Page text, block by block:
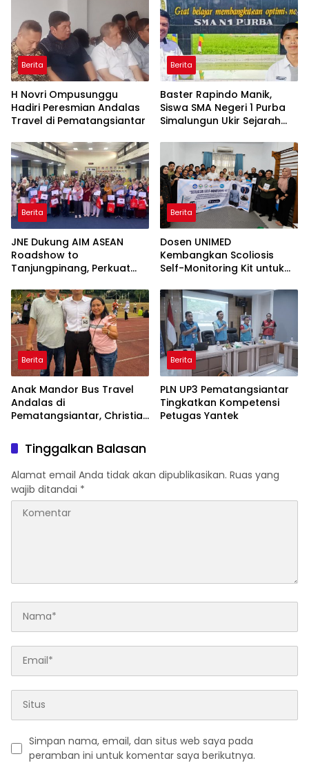
Berita
H Novri Ompusunggu
Hadiri Peresmian Andalas
Travel di Pematangsiantar
Berita
Baster Rapindo Manik,
Siswa SMA Negeri 1 Purba
Simalungun Ukir Sejarah
Berita
JNE Dukung AIM ASEAN
Roadshow to
Tanjungpinang, Perkuat
Pemanfaatan Teknologi AI
Berita
Dosen UNIMED
Kembangkan Scoliosis
Self-Monitoring Kit untuk
Mandiri Pasien Scoliosis
Berita
Anak Mandor Bus Travel
Andalas di
Pematangsiantar, Christian
AD 2026
Berita
PLN UP3 Pematangsiantar
Tingkatkan Kompetensi
Petugas Yantek
Tinggalkan Balasan
Alamat email Anda tidak akan dipublikasikan. Ruas yang
wajib ditandai *
Simpan nama, email, dan situs web saya pada
peramban ini untuk komentar saya berikutnya.